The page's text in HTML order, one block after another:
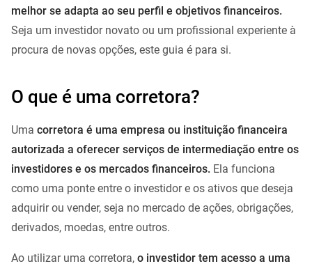
melhor se adapta ao seu perfil e objetivos financeiros.
Seja um investidor novato ou um profissional experiente à
procura de novas opções, este guia é para si.
O que é uma corretora?
Uma corretora é uma empresa ou instituição financeira
autorizada a oferecer serviços de intermediação entre os
investidores e os mercados financeiros. Ela funciona
como uma ponte entre o investidor e os ativos que deseja
adquirir ou vender, seja no mercado de ações, obrigações,
derivados, moedas, entre outros.
Ao utilizar uma corretora, o investidor tem acesso a uma